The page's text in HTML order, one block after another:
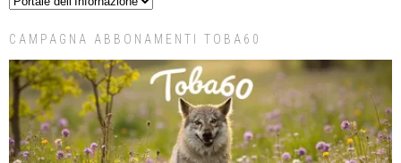
CAMPAGNA ABBONAMENTI TOBA60